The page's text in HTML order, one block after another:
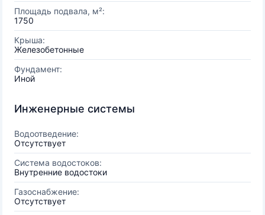
Площадь подвала, м²:
1750
Крыша:
Железобетонные
Фундамент:
Иной
Инженерные системы
Водоотведение:
Отсутствует
Система водостоков:
Внутренние водостоки
Газоснабжение:
Отсутствует